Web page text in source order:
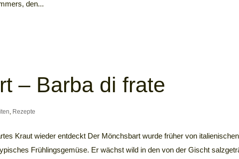
den...
– Barba di frate
, Rezepte
Kraut wieder entdeckt Der Mönchsbart wurde früher von
Frühlingsgemüse. Er wächst wild in den von der Gischt